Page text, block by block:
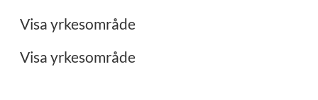
Visa yrkesområde
Visa yrkesområde